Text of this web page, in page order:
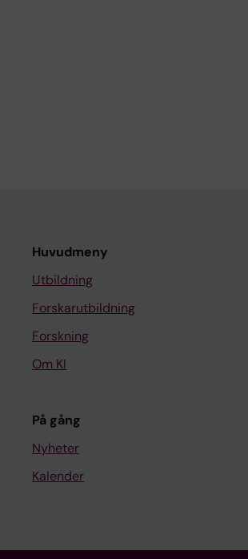
Huvudmeny
Utbildning
Forskarutbildning
Forskning
Om KI
På gång
Nyheter
Kalender